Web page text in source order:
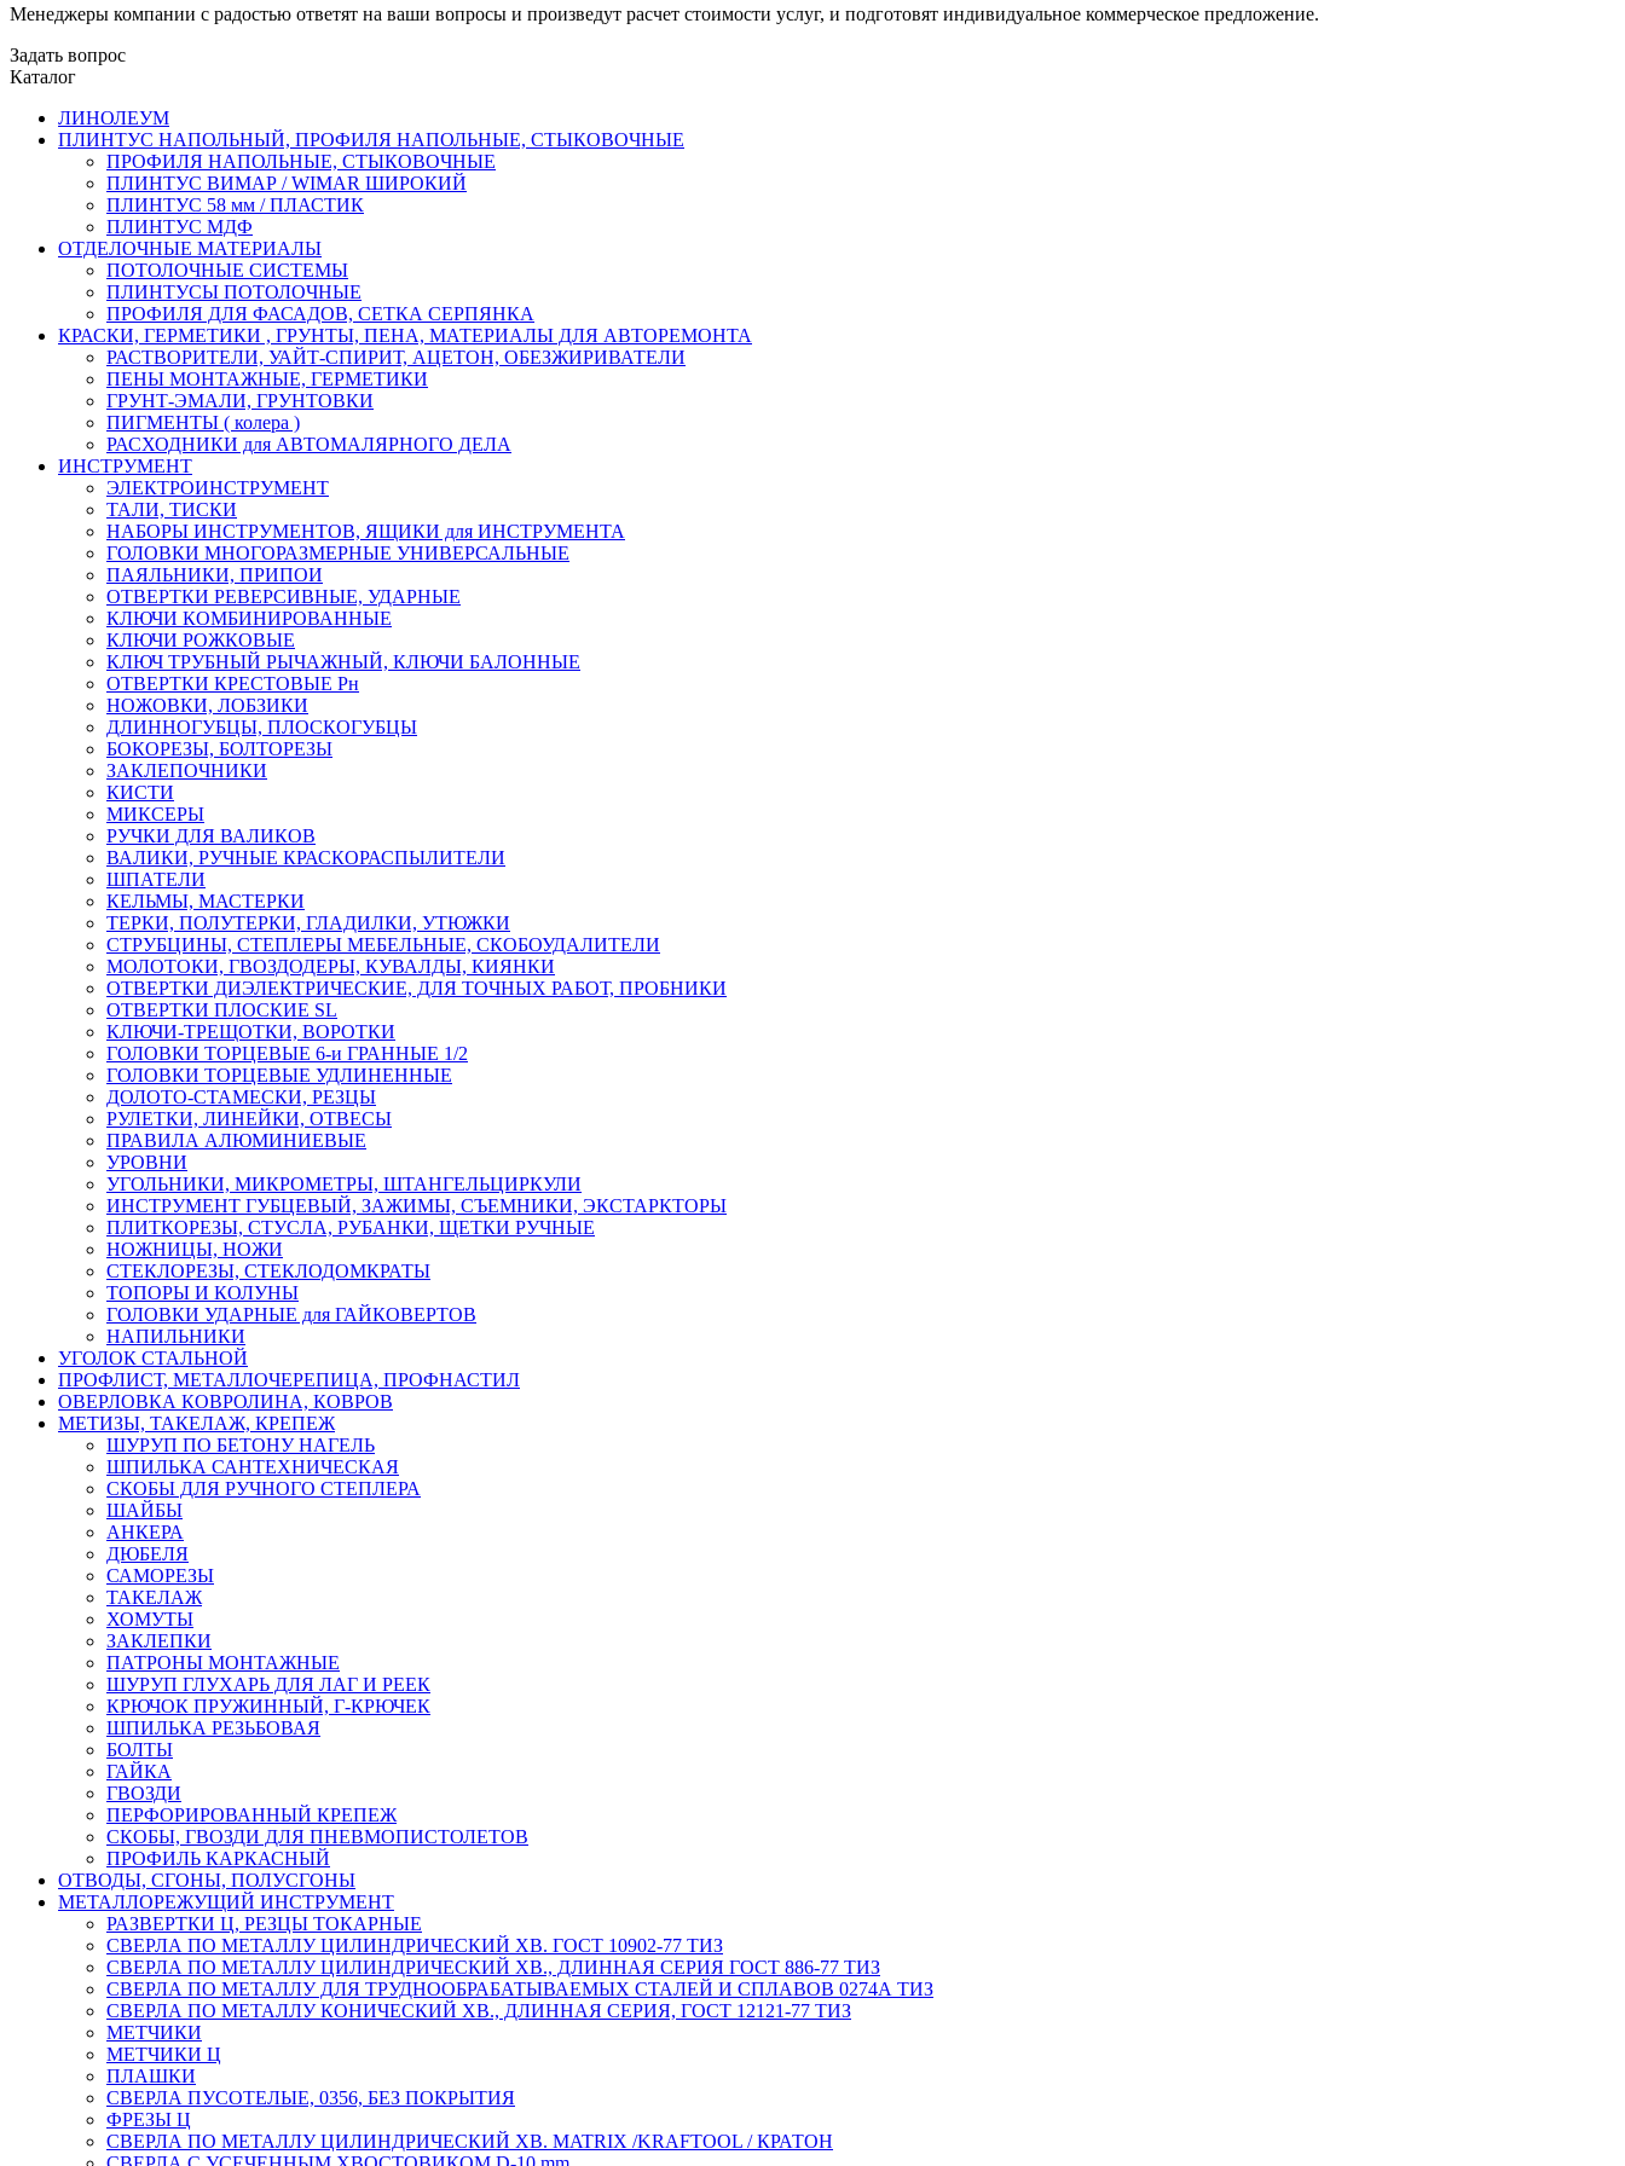
Менеджеры компании с радостью ответят на ваши вопросы и произведут расчет стоимости услуг, и подготовят индивидуальное коммерческое предложение.
Задать вопрос
Каталог
ЛИНОЛЕУМ
ПЛИНТУС НАПОЛЬНЫЙ, ПРОФИЛЯ НАПОЛЬНЫЕ, СТЫКОВОЧНЫЕ
ПРОФИЛЯ НАПОЛЬНЫЕ, СТЫКОВОЧНЫЕ
ПЛИНТУС ВИМАР / WIMAR ШИРОКИЙ
ПЛИНТУС 58 мм / ПЛАСТИК
ПЛИНТУС МДФ
ОТДЕЛОЧНЫЕ МАТЕРИАЛЫ
ПОТОЛОЧНЫЕ СИСТЕМЫ
ПЛИНТУСЫ ПОТОЛОЧНЫЕ
ПРОФИЛЯ ДЛЯ ФАСАДОВ, СЕТКА СЕРПЯНКА
КРАСКИ, ГЕРМЕТИКИ , ГРУНТЫ, ПЕНА, МАТЕРИАЛЫ ДЛЯ АВТОРЕМОНТА
РАСТВОРИТЕЛИ, УАЙТ-СПИРИТ, АЦЕТОН, ОБЕЗЖИРИВАТЕЛИ
ПЕНЫ МОНТАЖНЫЕ, ГЕРМЕТИКИ
ГРУНТ-ЭМАЛИ, ГРУНТОВКИ
ПИГМЕНТЫ ( колера )
РАСХОДНИКИ для АВТОМАЛЯРНОГО ДЕЛА
ИНСТРУМЕНТ
ЭЛЕКТРОИНСТРУМЕНТ
ТАЛИ, ТИСКИ
НАБОРЫ ИНСТРУМЕНТОВ, ЯЩИКИ для ИНСТРУМЕНТА
ГОЛОВКИ МНОГОРАЗМЕРНЫЕ УНИВЕРСАЛЬНЫЕ
ПАЯЛЬНИКИ, ПРИПОИ
ОТВЕРТКИ РЕВЕРСИВНЫЕ, УДАРНЫЕ
КЛЮЧИ КОМБИНИРОВАННЫЕ
КЛЮЧИ РОЖКОВЫЕ
КЛЮЧ ТРУБНЫЙ РЫЧАЖНЫЙ, КЛЮЧИ БАЛОННЫЕ
ОТВЕРТКИ КРЕСТОВЫЕ Рн
НОЖОВКИ, ЛОБЗИКИ
ДЛИННОГУБЦЫ, ПЛОСКОГУБЦЫ
БОКОРЕЗЫ, БОЛТОРЕЗЫ
ЗАКЛЕПОЧНИКИ
КИСТИ
МИКСЕРЫ
РУЧКИ ДЛЯ ВАЛИКОВ
ВАЛИКИ, РУЧНЫЕ КРАСКОРАСПЫЛИТЕЛИ
ШПАТЕЛИ
КЕЛЬМЫ, МАСТЕРКИ
ТЕРКИ, ПОЛУТЕРКИ, ГЛАДИЛКИ, УТЮЖКИ
СТРУБЦИНЫ, СТЕПЛЕРЫ МЕБЕЛЬНЫЕ, СКОБОУДАЛИТЕЛИ
МОЛОТОКИ, ГВОЗДОДЕРЫ, КУВАЛДЫ, КИЯНКИ
ОТВЕРТКИ ДИЭЛЕКТРИЧЕСКИЕ, ДЛЯ ТОЧНЫХ РАБОТ, ПРОБНИКИ
ОТВЕРТКИ ПЛОСКИЕ SL
КЛЮЧИ-ТРЕЩОТКИ, ВОРОТКИ
ГОЛОВКИ ТОРЦЕВЫЕ 6-и ГРАННЫЕ 1/2
ГОЛОВКИ ТОРЦЕВЫЕ УДЛИНЕННЫЕ
ДОЛОТО-СТАМЕСКИ, РЕЗЦЫ
РУЛЕТКИ, ЛИНЕЙКИ, ОТВЕСЫ
ПРАВИЛА АЛЮМИНИЕВЫЕ
УРОВНИ
УГОЛЬНИКИ, МИКРОМЕТРЫ, ШТАНГЕЛЬЦИРКУЛИ
ИНСТРУМЕНТ ГУБЦЕВЫЙ, ЗАЖИМЫ, СЪЕМНИКИ, ЭКСТАРКТОРЫ
ПЛИТКОРЕЗЫ, СТУСЛА, РУБАНКИ, ЩЕТКИ РУЧНЫЕ
НОЖНИЦЫ, НОЖИ
СТЕКЛОРЕЗЫ, СТЕКЛОДОМКРАТЫ
ТОПОРЫ И КОЛУНЫ
ГОЛОВКИ УДАРНЫЕ для ГАЙКОВЕРТОВ
НАПИЛЬНИКИ
УГОЛОК СТАЛЬНОЙ
ПРОФЛИСТ, МЕТАЛЛОЧЕРЕПИЦА, ПРОФНАСТИЛ
ОВЕРЛОВКА КОВРОЛИНА, КОВРОВ
МЕТИЗЫ, ТАКЕЛАЖ, КРЕПЕЖ
ШУРУП ПО БЕТОНУ НАГЕЛЬ
ШПИЛЬКА САНТЕХНИЧЕСКАЯ
СКОБЫ ДЛЯ РУЧНОГО СТЕПЛЕРА
ШАЙБЫ
АНКЕРА
ДЮБЕЛЯ
САМОРЕЗЫ
ТАКЕЛАЖ
ХОМУТЫ
ЗАКЛЕПКИ
ПАТРОНЫ МОНТАЖНЫЕ
ШУРУП ГЛУХАРЬ ДЛЯ ЛАГ И РЕЕК
КРЮЧОК ПРУЖИННЫЙ, Г-КРЮЧЕК
ШПИЛЬКА РЕЗЬБОВАЯ
БОЛТЫ
ГАЙКА
ГВОЗДИ
ПЕРФОРИРОВАННЫЙ КРЕПЕЖ
СКОБЫ, ГВОЗДИ ДЛЯ ПНЕВМОПИСТОЛЕТОВ
ПРОФИЛЬ КАРКАСНЫЙ
ОТВОДЫ, СГОНЫ, ПОЛУСГОНЫ
МЕТАЛЛОРЕЖУЩИЙ ИНСТРУМЕНТ
РАЗВЕРТКИ Ц, РЕЗЦЫ ТОКАРНЫЕ
СВЕРЛА ПО МЕТАЛЛУ ЦИЛИНДРИЧЕСКИЙ ХВ. ГОСТ 10902-77 ТИЗ
СВЕРЛА ПО МЕТАЛЛУ ЦИЛИНДРИЧЕСКИЙ ХВ., ДЛИННАЯ СЕРИЯ ГОСТ 886-77 ТИЗ
СВЕРЛА ПО МЕТАЛЛУ ДЛЯ ТРУДНООБРАБАТЫВАЕМЫХ СТАЛЕЙ И СПЛАВОВ 0274А ТИЗ
СВЕРЛА ПО МЕТАЛЛУ КОНИЧЕСКИЙ ХВ., ДЛИННАЯ СЕРИЯ, ГОСТ 12121-77 ТИЗ
МЕТЧИКИ
МЕТЧИКИ Ц
ПЛАШКИ
СВЕРЛА ПУСОТЕЛЫЕ, 0356, БЕЗ ПОКРЫТИЯ
ФРЕЗЫ Ц
СВЕРЛА ПО МЕТАЛЛУ ЦИЛИНДРИЧЕСКИЙ ХВ. MATRIX /KRAFTOOL / КРАТОН